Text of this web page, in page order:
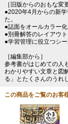
［旧版からのおもな変
●2020年4月からの新
た。
●誌面をオールカラー
●別冊解答のレイアウ
●学習管理に役立つシー
［編集部から］
参考書がはじめての人
わかりやすい文章と図
る」とたくさんのうれ
この商品をご覧のお客